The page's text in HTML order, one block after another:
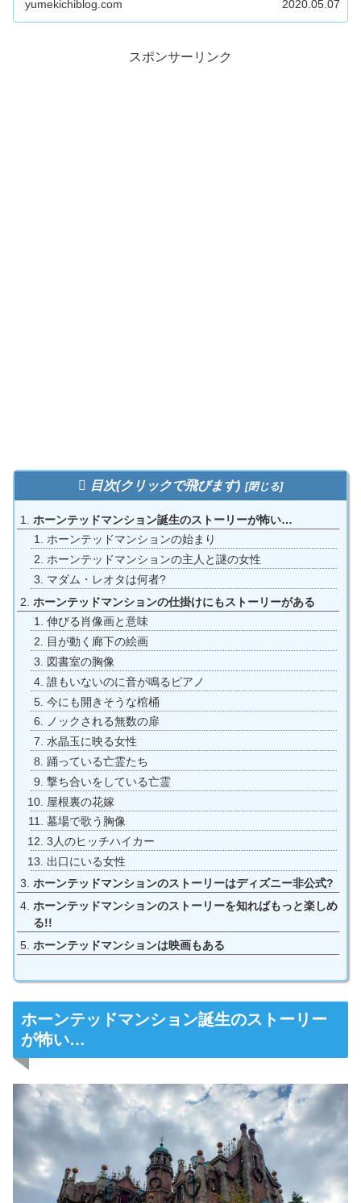
yumekichiblog.com 2020.05.07
スポンサーリンク
目次(クリックで飛びます)
ホーンテッドマンション誕生のストーリーが怖い…
ホーンテッドマンションの始まり
ホーンテッドマンションの主人と謎の女性
マダム・レオタは何者?
ホーンテッドマンションの仕掛けにもストーリーがある
伸びる肖像画と意味
目が動く廊下の絵画
図書室の胸像
誰もいないのに音が鳴るピアノ
今にも開きそうな棺桶
ノックされる無数の扉
水晶玉に映る女性
踊っている亡霊たち
撃ち合いをしている亡霊
屋根裏の花嫁
墓場で歌う胸像
3人のヒッチハイカー
出口にいる女性
ホーンテッドマンションのストーリーはディズニー非公式?
ホーンテッドマンションのストーリーを知ればもっと楽しめ
る!!
ホーンテッドマンションは映画もある
ホーンテッドマンション誕生のストーリー
が怖い…